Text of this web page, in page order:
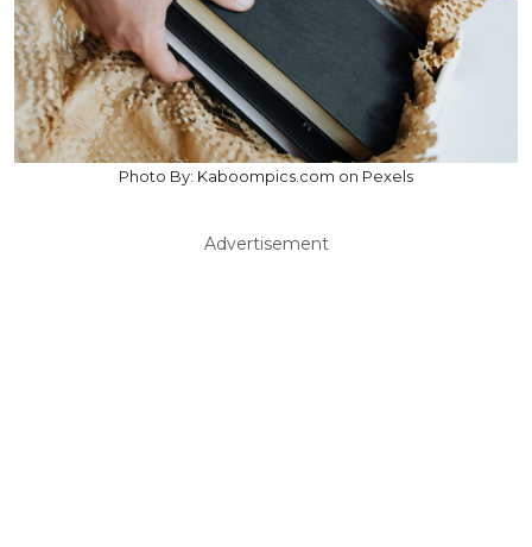
Photo By: Kaboompics.com on Pexels
Advertisement